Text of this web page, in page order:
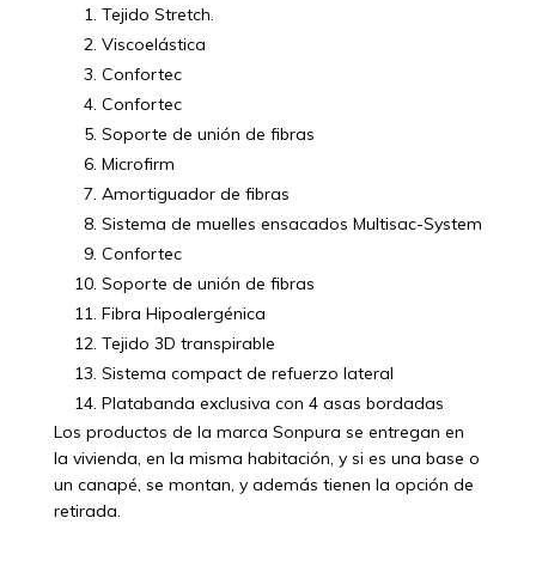
Tejido Stretch.
Viscoelástica
Confortec
Confortec
Soporte de unión de fibras
Microfirm
Amortiguador de fibras
Sistema de muelles ensacados Multisac-System
Confortec
Soporte de unión de fibras
Fibra Hipoalergénica
Tejido 3D transpirable
Sistema compact de refuerzo lateral
Platabanda exclusiva con 4 asas bordadas
Los productos de la marca Sonpura se entregan en
la vivienda, en la misma habitación, y si es una base o
un canapé, se montan, y además tienen la opción de
retirada.